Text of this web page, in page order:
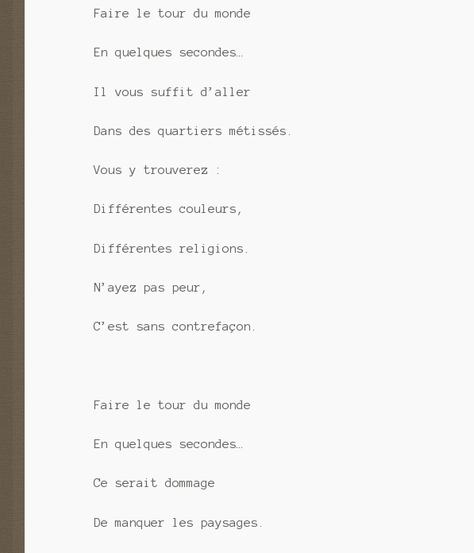
Faire le tour du monde
En quelques secondes…
Il vous suffit d’aller
Dans des quartiers métissés.
Vous y trouverez :
Différentes couleurs,
Différentes religions.
N’ayez pas peur,
C’est sans contrefaçon.
Faire le tour du monde
En quelques secondes…
Ce serait dommage
De manquer les paysages.